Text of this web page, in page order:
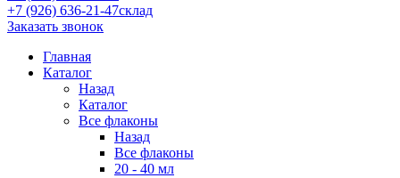
+7 (926) 636-21-47склад
Заказать звонок
Главная
Каталог
Назад
Каталог
Все флаконы
Назад
Все флаконы
20 - 40 мл